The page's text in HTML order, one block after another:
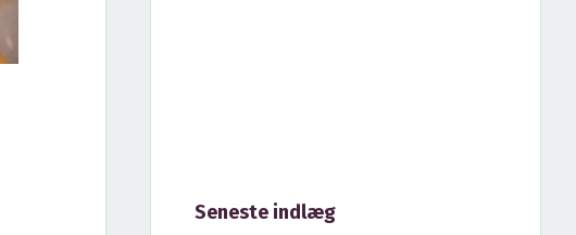
Seneste indlæg